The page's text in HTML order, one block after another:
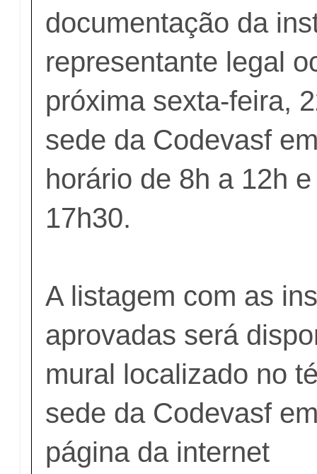
documentação da
representante legal
próxima sexta-feira,
sede da Codevasf
horário de 8h a 12h
17h30.
A listagem com as
aprovadas será
mural localizado no
sede da Codevasf
página da internet